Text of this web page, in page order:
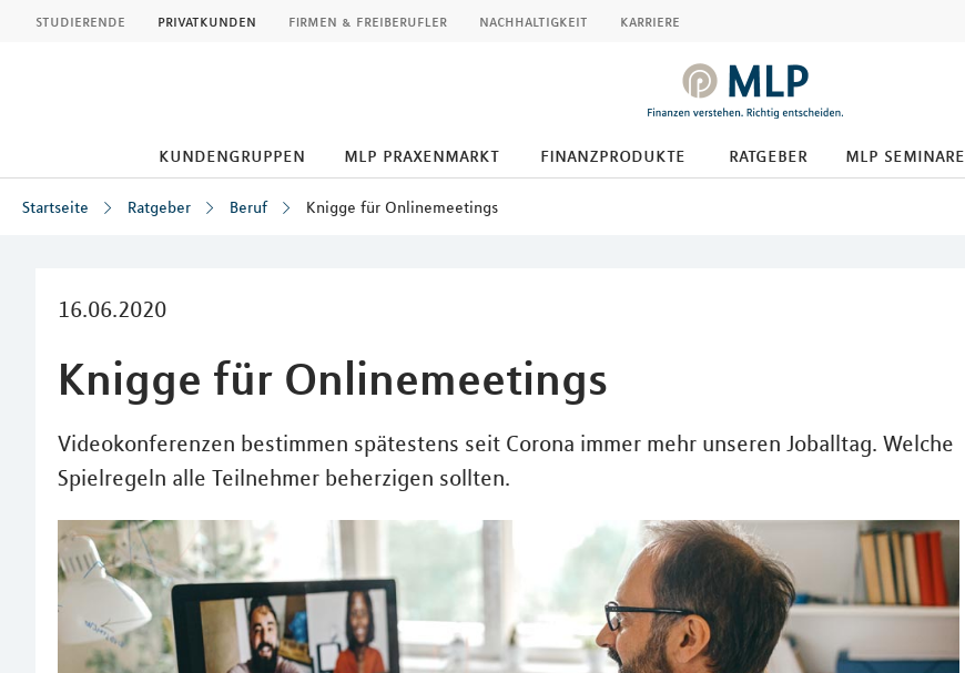
studierende privatkunden firmen & freiberufler nachhaltigkeit karriere
kundengruppen mlp praxenmarkt finanzprodukte ratgeber mlp seminare
Startseite Ratgeber Beruf Knigge für Onlinemeetings
16.06.2020
Knigge für Onlinemeetings
Videokonferenzen bestimmen spätestens seit Corona immer mehr unseren Joballtag. Welche
Spielregeln alle Teilnehmer beherzigen sollten.